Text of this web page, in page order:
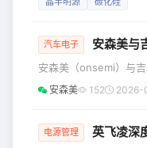
高要求：在功率因数
EMI性能以及更简单的
明源推出新一代单级高
（SiC）器件集成为核心
APFC + 反激恒
汽车电子 安森美与吉
安森美（onsemi）与
速下一代电动汽车的
长续航里程、缩短充
安森美 152 2026-
电源管理 英飞凌深度解析：